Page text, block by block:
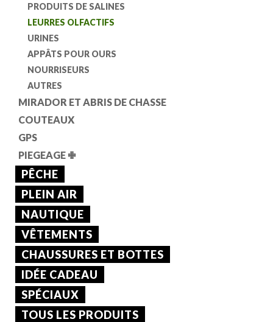
PRODUITS DE SALINES
LEURRES OLFACTIFS
URINES
APPÂTS POUR OURS
NOURRISEURS
AUTRES
MIRADOR ET ABRIS DE CHASSE
COUTEAUX
GPS
PIEGEAGE ✙
PÊCHE
PLEIN AIR
NAUTIQUE
VÊTEMENTS
CHAUSSURES ET BOTTES
IDÉE CADEAU
SPÉCIAUX
TOUS LES PRODUITS